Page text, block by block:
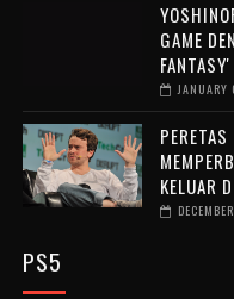
GAME
KELUAR
PS5